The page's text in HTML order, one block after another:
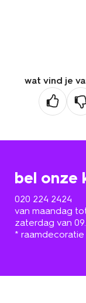
wat vind je
bel onze
020 224 2424
van maandag
zaterdag van
* raamdecoratie